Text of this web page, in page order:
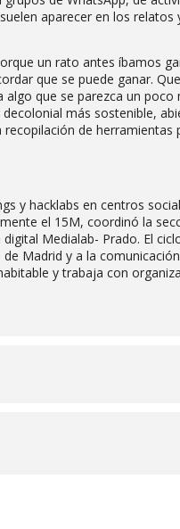
aparecer en los relatos
un rato antes íbamos
que se puede ganar. Que
que se parezca un poco
más sostenible,
de herramientas
y hacklabs en centros
el 15M, coordinó la
Medialab- Prado. El
Madrid y a la comunicación
y trabaja con